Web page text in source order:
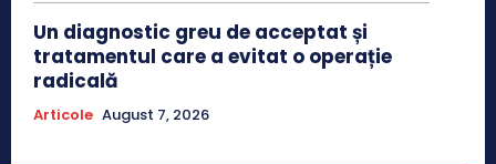
Un diagnostic greu de acceptat și
tratamentul care a evitat o operație
radicală
Articole August 7, 2026